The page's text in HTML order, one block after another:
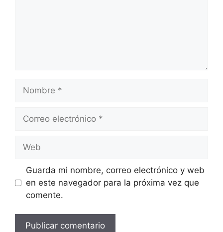
electrónico
Guarda mi nombre, correo electrónico y web
en este navegador para la próxima vez que
comente.